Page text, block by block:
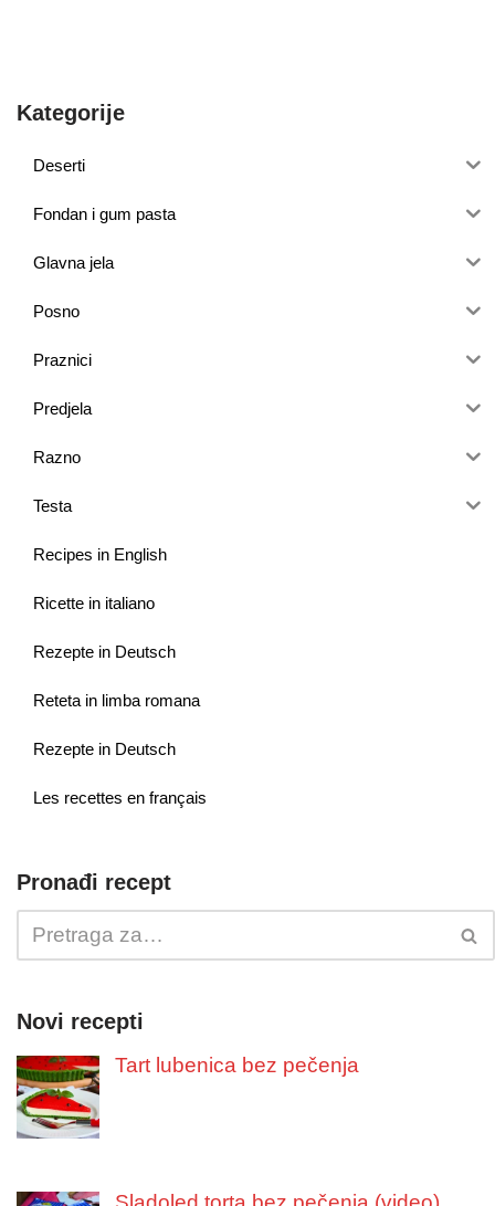
Kategorije
Deserti
Fondan i gum pasta
Glavna jela
Posno
Praznici
Predjela
Razno
Testa
Recipes in English
Ricette in italiano
Rezepte in Deutsch
Reteta in limba romana
Rezepte in Deutsch
Les recettes en français
Pronađi recept
Novi recepti
Tart lubenica bez pečenja